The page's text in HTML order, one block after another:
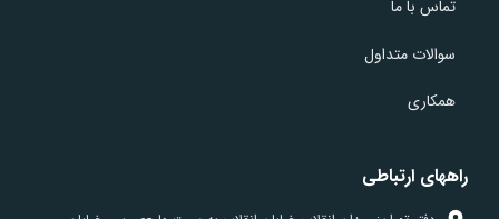
تماس با ما
سوالات متداول
همکاری
راههای ارتباطی